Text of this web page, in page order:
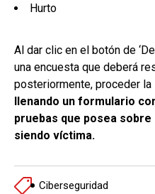
Hurto
Al dar clic en el botón de
una encuesta que deberá
posteriormente, proceder la
llenando un formulario
pruebas que posea
siendo víctima.
Ciberseguridad